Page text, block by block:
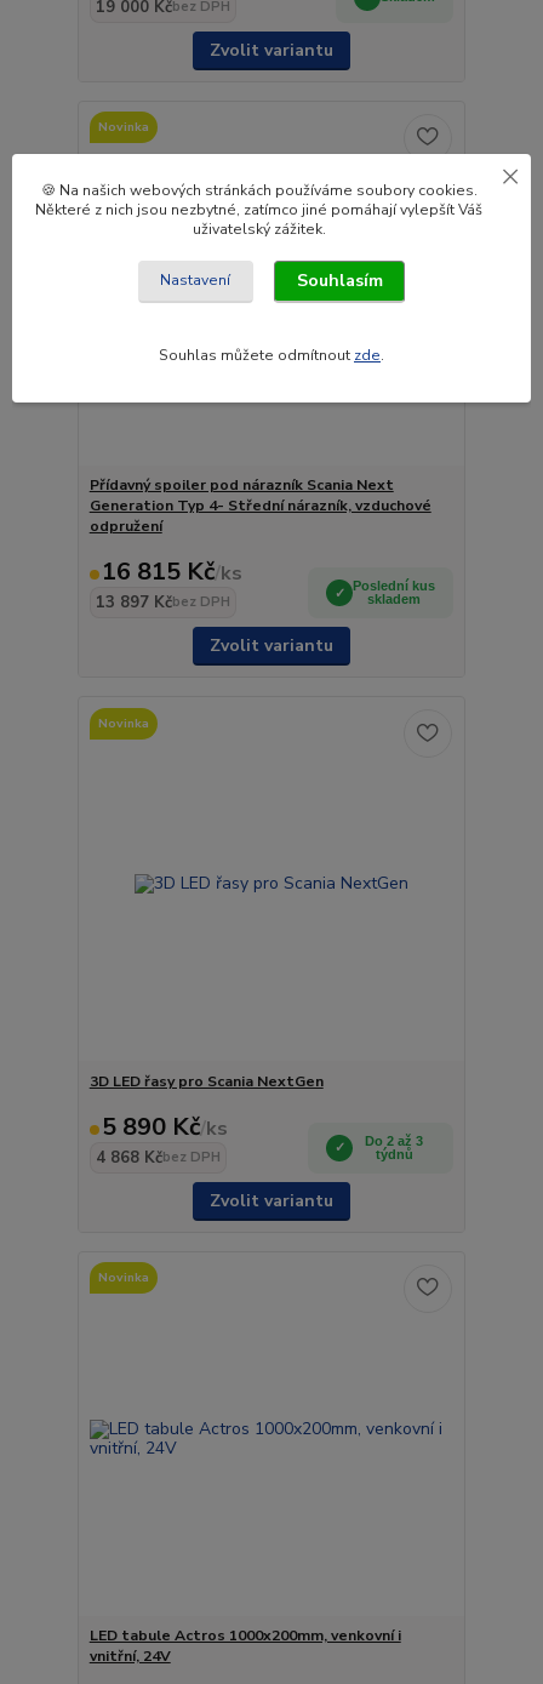
19 000 Kčbez DPH
Zvolit variantu
Novinka
Přídavný spoiler pod nárazník Scania Next
Generation Typ 4- Střední nárazník, vzduchové
odpružení
16 815 Kč/ks
13 897 Kčbez DPH
Poslední kus
skladem
Zvolit variantu
Novinka
3D LED řasy pro Scania NextGen
5 890 Kč/ks
4 868 Kčbez DPH
Do 2 až 3
týdnů
Zvolit variantu
Novinka
LED tabule Actros 1000x200mm, venkovní i
vnitřní, 24V
🍪 Na našich webových stránkách používáme soubory cookies.
Některé z nich jsou nezbytné, zatímco jiné pomáhají vylepšít Váš
uživatelský zážitek.
Nastavení Souhlasím
Souhlas můžete odmítnout zde.